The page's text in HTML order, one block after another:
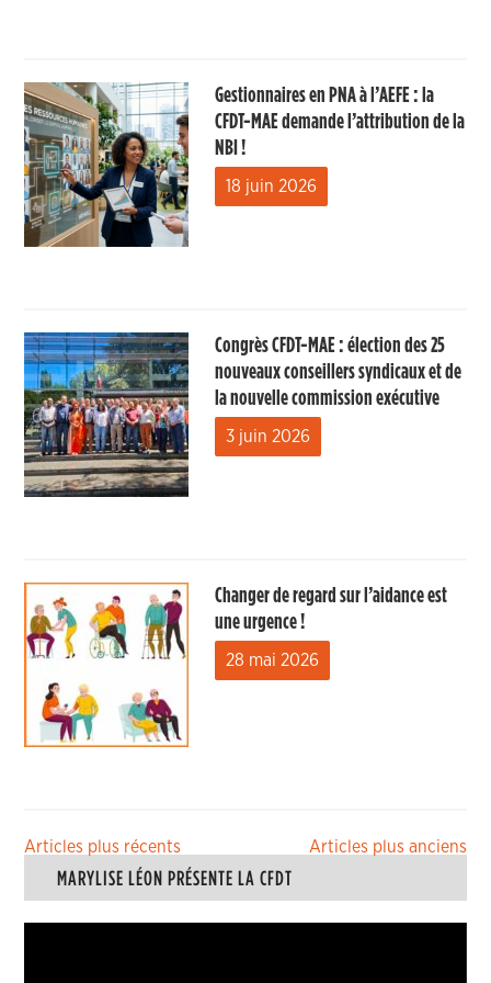
Gestionnaires en PNA à l’AEFE : la
CFDT-MAE demande l’attribution de la
NBI !
18 juin 2026
Congrès CFDT-MAE : élection des 25
nouveaux conseillers syndicaux et de
la nouvelle commission exécutive
3 juin 2026
Changer de regard sur l’aidance est
une urgence !
28 mai 2026
Navigation
des
articles
Articles plus anciens
Articles plus récents
MARYLISE LÉON PRÉSENTE LA CFDT